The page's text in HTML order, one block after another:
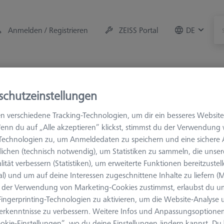
Anmelden / Registrieren ZEISS Portal DE
Hilfsmittel
unterstützen den gebrauch der Geräte. Es wird unterschieden
die innerhalb der Maschine genutzt werden.
verschiedene Tracking-Technologien, um dir ein besseres
du auf „Alle akzeptieren“ klickst, stimmst du der Verwendung
zu, um Anmeldedaten zu speichern und eine sichere
(technisch notwendig), um Statistiken zu sammeln, die
verbessern (Statistiken), um erweiterte Funktionen
und um auf deine Interessen zugeschnittene Inhalte zu liefern
Verwendung von Marketing-Cookies zustimmst, erlaubst du
Technologien zu aktivieren, um die Website-Analyse
zu verbessern. Weitere Infos und